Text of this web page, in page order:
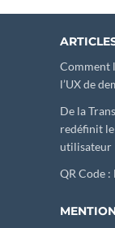
Comment
l’UX de
De la
redéfinit
utilisateur
QR Code :